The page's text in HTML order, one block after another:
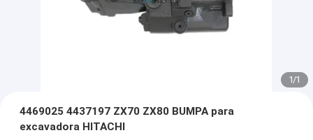
1/1
4469025 4437197 ZX70 ZX80 BUMPA para
excavadora HITACHI